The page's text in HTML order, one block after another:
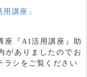
講座」
座『AI活用講座』助
がありましたのでお
ラシをご覧ください